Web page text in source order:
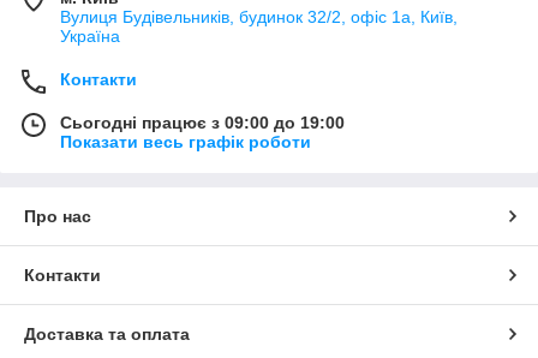
Вулиця Будівельників, будинок 32/2, офіс 1а, Київ,
Україна
Контакти
Сьогодні працює з 09:00 до 19:00
Показати весь графік роботи
Про нас
Контакти
Доставка та оплата